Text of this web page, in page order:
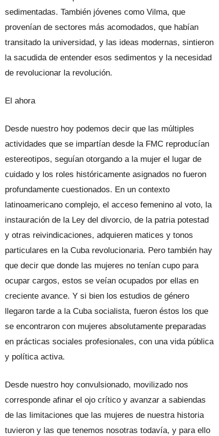
sedimentadas. También jóvenes como Vilma, que
provenían de sectores más acomodados, que habían
transitado la universidad, y las ideas modernas, sintieron
la sacudida de entender esos sedimentos y la necesidad
de revolucionar la revolución.
El ahora
Desde nuestro hoy podemos decir que las múltiples
actividades que se impartían desde la FMC reproducían
estereotipos, seguían otorgando a la mujer el lugar de
cuidado y los roles históricamente asignados no fueron
profundamente cuestionados. En un contexto
latinoamericano complejo, el acceso femenino al voto, la
instauración de la Ley del divorcio, de la patria potestad
y otras reivindicaciones, adquieren matices y tonos
particulares en la Cuba revolucionaria. Pero también hay
que decir que donde las mujeres no tenían cupo para
ocupar cargos, estos se veían ocupados por ellas en
creciente avance. Y si bien los estudios de género
llegaron tarde a la Cuba socialista, fueron éstos los que
se encontraron con mujeres absolutamente preparadas
en prácticas sociales profesionales, con una vida pública
y política activa.
Desde nuestro hoy convulsionado, movilizado nos
corresponde afinar el ojo crítico y avanzar a sabiendas
de las limitaciones que las mujeres de nuestra historia
tuvieron y las que tenemos nosotras todavía, y para ello